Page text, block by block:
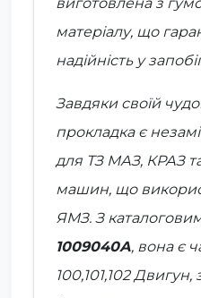
матеріалу, що
надійність у
Завдяки своїй
прокладка є
для ТЗ МАЗ, КРАЗ
машин, що
ЯМЗ. З
1009040А, вона є
100,101,102